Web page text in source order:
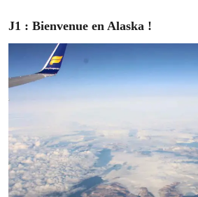
J1 : Bienvenue en Alaska !